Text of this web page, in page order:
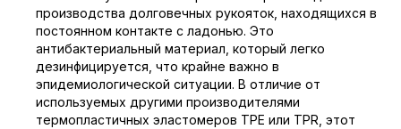
производства долговечных рукояток, находящихся в
постоянном контакте с ладонью. Это
антибактериальный материал, который легко
дезинфицируется, что крайне важно в
эпидемиологической ситуации. В отличие от
используемых другими производителями
термопластичных эластомеров TPE или TPR, этот